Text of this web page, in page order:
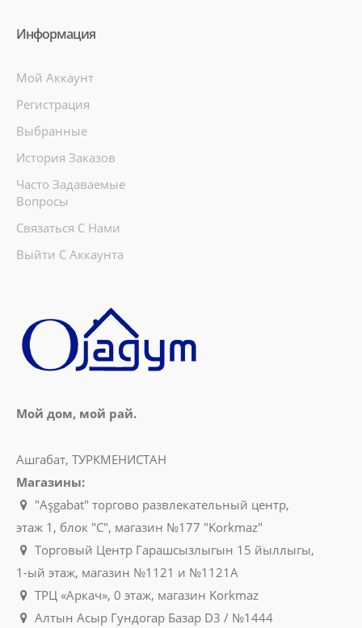
Информация
Мой Аккаунт
Регистрация
Выбранные
История Заказов
Часто Задаваемые
Вопросы
Связаться С Нами
Выйти С Аккаунта
Мой дом, мой рай.
Ашгабат, ТУРКМЕНИСТАН
Магазины:
"Aşgabat" торгово развлекательный центр,
этаж 1, блок "C", магазин №177 "Korkmaz"
Торговый Центр Гарашсызлыгын 15 йыллыгы,
1-ый этаж, магазин №1121 и №1121A
ТРЦ «Аркач», 0 этаж, магазин Korkmaz
Алтын Асыр Гундогар Базар D3 / №1444